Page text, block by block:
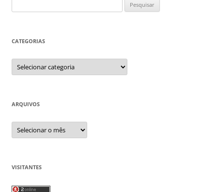
por:
CATEGORIAS
Categorias
ARQUIVOS
Arquivos
VISITANTES